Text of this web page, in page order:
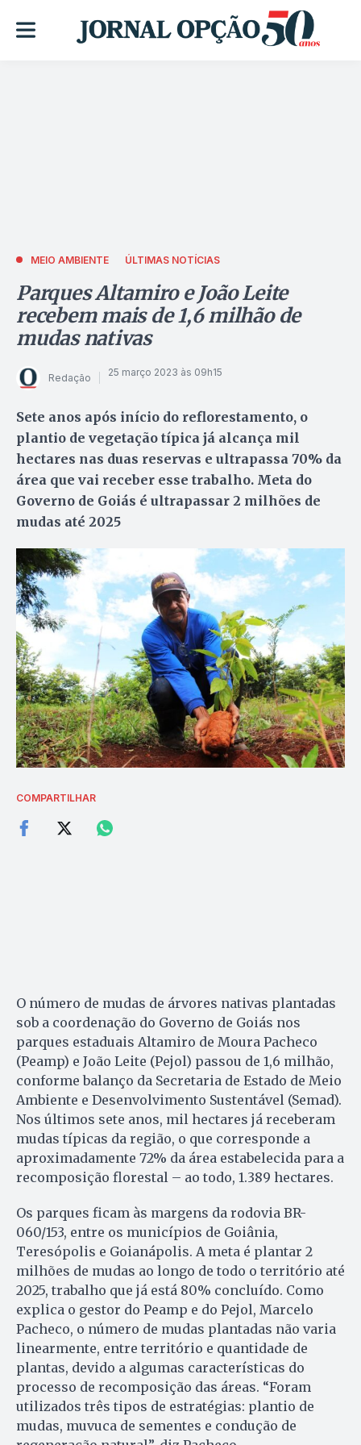
MEIO AMBIENTE ÚLTIMAS NOTÍCIAS
Parques Altamiro e João Leite
recebem mais de 1,6 milhão de
mudas nativas
Redação 25 março 2023 às 09h15
Sete anos após início do reflorestamento, o
plantio de vegetação típica já alcança mil
hectares nas duas reservas e ultrapassa 70% da
área que vai receber esse trabalho. Meta do
Governo de Goiás é ultrapassar 2 milhões de
mudas até 2025
COMPARTILHAR
O número de mudas de árvores nativas plantadas
sob a coordenação do Governo de Goiás nos
parques estaduais Altamiro de Moura Pacheco
(Peamp) e João Leite (Pejol) passou de 1,6 milhão,
conforme balanço da Secretaria de Estado de Meio
Ambiente e Desenvolvimento Sustentável (Semad).
Nos últimos sete anos, mil hectares já receberam
mudas típicas da região, o que corresponde a
aproximadamente 72% da área estabelecida para a
recomposição florestal – ao todo, 1.389 hectares.
Os parques ficam às margens da rodovia BR-
060/153, entre os municípios de Goiânia,
Teresópolis e Goianápolis. A meta é plantar 2
milhões de mudas ao longo de todo o território até
2025, trabalho que já está 80% concluído. Como
explica o gestor do Peamp e do Pejol, Marcelo
Pacheco, o número de mudas plantadas não varia
linearmente, entre território e quantidade de
plantas, devido a algumas características do
processo de recomposição das áreas. “Foram
utilizados três tipos de estratégias: plantio de
mudas, muvuca de sementes e condução de